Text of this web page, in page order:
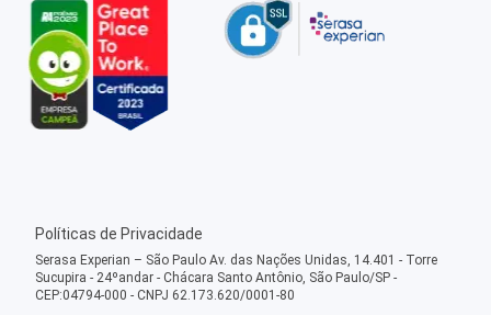
Políticas de Privacidade
Serasa Experian – São Paulo Av. das Nações Unidas, 14.401 - Torre
Sucupira - 24ºandar - Chácara Santo Antônio, São Paulo/SP -
CEP:04794-000 - CNPJ 62.173.620/0001-80